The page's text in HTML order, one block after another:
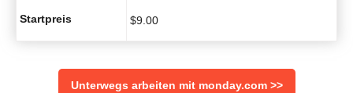
Startpreis $9.00
Unterwegs arbeiten mit monday.com >>